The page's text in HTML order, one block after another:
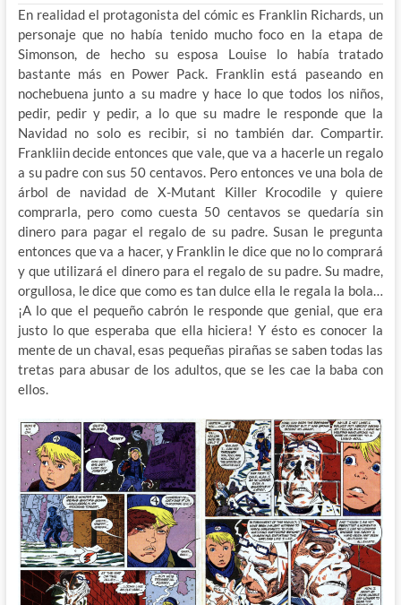
En realidad el protagonista del cómic es Franklin Richards, un
personaje que no había tenido mucho foco en la etapa de
Simonson, de hecho su esposa Louise lo había tratado
bastante más en Power Pack. Franklin está paseando en
nochebuena junto a su madre y hace lo que todos los niños,
pedir, pedir y pedir, a lo que su madre le responde que la
Navidad no solo es recibir, si no también dar. Compartir.
Frankliin decide entonces que vale, que va a hacerle un regalo
a su padre con sus 50 centavos. Pero entonces ve una bola de
árbol de navidad de X-Mutant Killer Krocodile y quiere
comprarla, pero como cuesta 50 centavos se quedaría sin
dinero para pagar el regalo de su padre. Susan le pregunta
entonces que va a hacer, y Franklin le dice que no lo comprará
y que utilizará el dinero para el regalo de su padre. Su madre,
orgullosa, le dice que como es tan dulce ella le regala la bola…
¡A lo que el pequeño cabrón le responde que genial, que era
justo lo que esperaba que ella hiciera! Y ésto es conocer la
mente de un chaval, esas pequeñas pirañas se saben todas las
tretas para abusar de los adultos, que se les cae la baba con
ellos.